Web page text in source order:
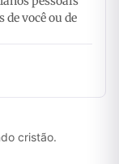
de você ou de
cristão.